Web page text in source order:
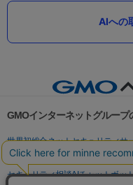
AIへの
GMOインターネットグルー
世界初総合ネットセキュリティサ
パスワード漏洩診断
Webサイ
セキュリティ相談AIチャットボッ